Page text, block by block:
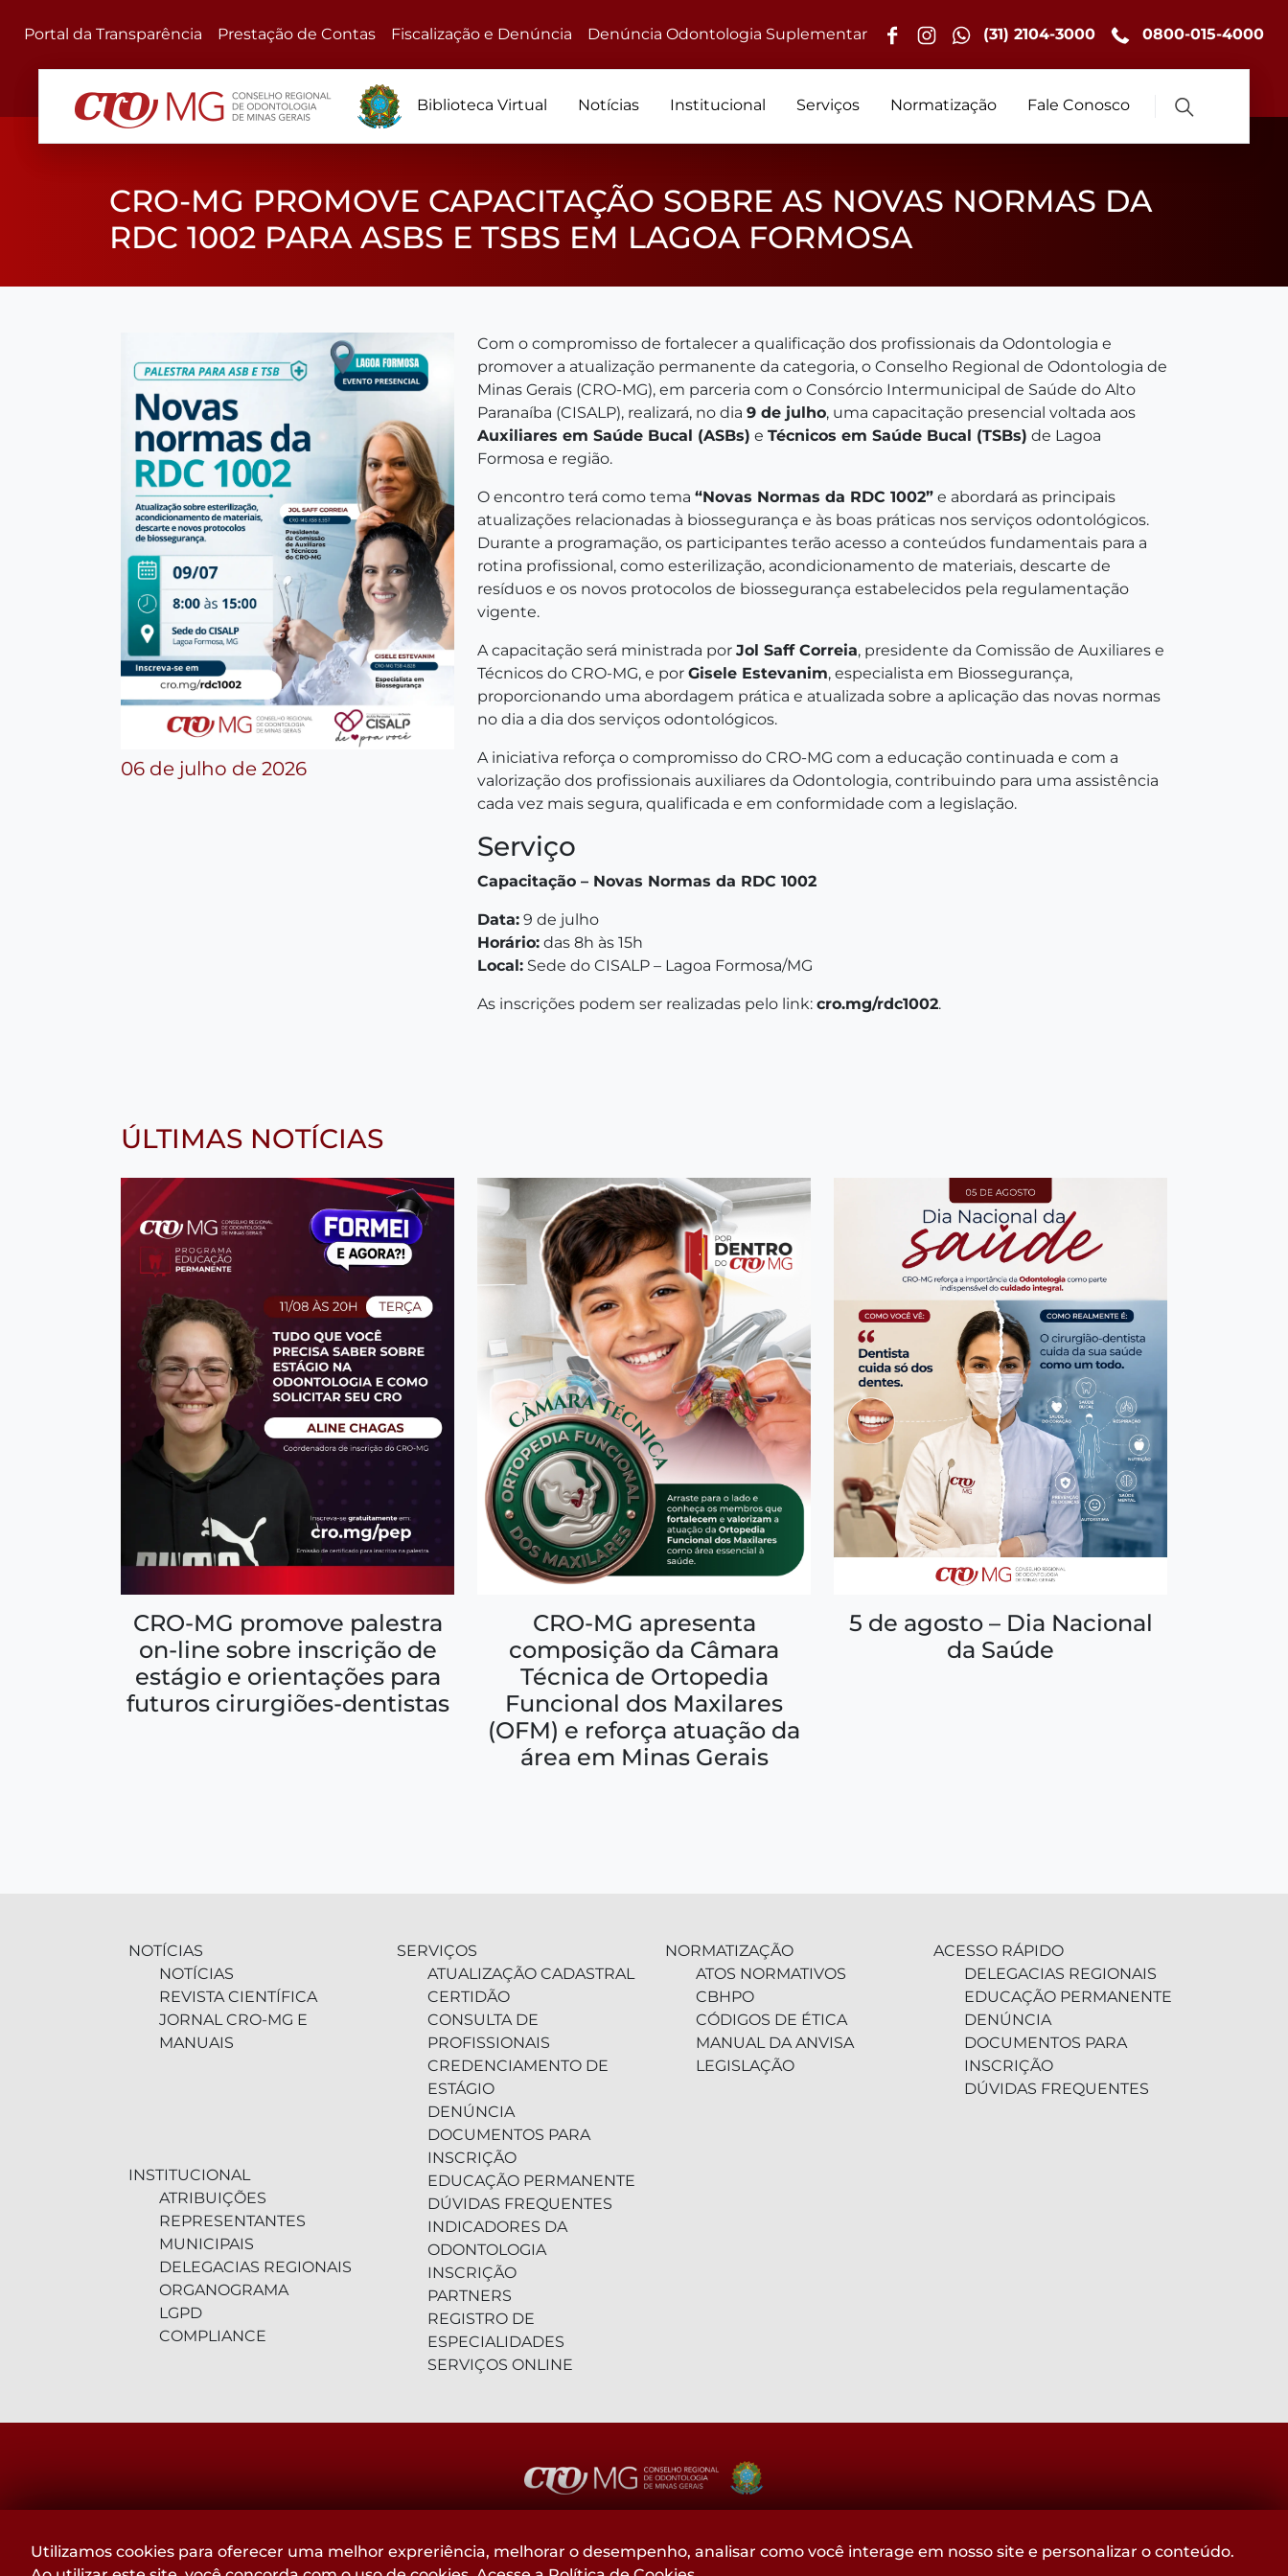
Portal da Transparência Prestação de Contas Fiscalização e Denúncia Denúncia Odontologia Suplementar (31) 2104-3000 0800-015-4000
Biblioteca Virtual Notícias Institucional Serviços Normatização Fale Conosco
CRO-MG PROMOVE CAPACITAÇÃO SOBRE AS NOVAS NORMAS DA
RDC 1002 PARA ASBS E TSBS EM LAGOA FORMOSA
06 de julho de 2026
Com o compromisso de fortalecer a qualificação dos profissionais da Odontologia e
promover a atualização permanente da categoria, o Conselho Regional de Odontologia de
Minas Gerais (CRO-MG), em parceria com o Consórcio Intermunicipal de Saúde do Alto
Paranaíba (CISALP), realizará, no dia 9 de julho, uma capacitação presencial voltada aos
Auxiliares em Saúde Bucal (ASBs) e Técnicos em Saúde Bucal (TSBs) de Lagoa
Formosa e região.
O encontro terá como tema “Novas Normas da RDC 1002” e abordará as principais
atualizações relacionadas à biossegurança e às boas práticas nos serviços odontológicos.
Durante a programação, os participantes terão acesso a conteúdos fundamentais para a
rotina profissional, como esterilização, acondicionamento de materiais, descarte de
resíduos e os novos protocolos de biossegurança estabelecidos pela regulamentação
vigente.
A capacitação será ministrada por Jol Saff Correia, presidente da Comissão de Auxiliares e
Técnicos do CRO-MG, e por Gisele Estevanim, especialista em Biossegurança,
proporcionando uma abordagem prática e atualizada sobre a aplicação das novas normas
no dia a dia dos serviços odontológicos.
A iniciativa reforça o compromisso do CRO-MG com a educação continuada e com a
valorização dos profissionais auxiliares da Odontologia, contribuindo para uma assistência
cada vez mais segura, qualificada e em conformidade com a legislação.
Serviço
Capacitação – Novas Normas da RDC 1002
Data: 9 de julho
Horário: das 8h às 15h
Local: Sede do CISALP – Lagoa Formosa/MG
As inscrições podem ser realizadas pelo link: cro.mg/rdc1002.
ÚLTIMAS NOTÍCIAS
CRO-MG promove palestra
on-line sobre inscrição de
estágio e orientações para
futuros cirurgiões-dentistas
CRO-MG apresenta
composição da Câmara
Técnica de Ortopedia
Funcional dos Maxilares
(OFM) e reforça atuação da
área em Minas Gerais
5 de agosto – Dia Nacional
da Saúde
NOTÍCIAS
NOTÍCIAS
REVISTA CIENTÍFICA
JORNAL CRO-MG E
MANUAIS
INSTITUCIONAL
ATRIBUIÇÕES
REPRESENTANTES
MUNICIPAIS
DELEGACIAS REGIONAIS
ORGANOGRAMA
LGPD
COMPLIANCE
SERVIÇOS
ATUALIZAÇÃO CADASTRAL
CERTIDÃO
CONSULTA DE
PROFISSIONAIS
CREDENCIAMENTO DE
ESTÁGIO
DENÚNCIA
DOCUMENTOS PARA
INSCRIÇÃO
EDUCAÇÃO PERMANENTE
DÚVIDAS FREQUENTES
INDICADORES DA
ODONTOLOGIA
INSCRIÇÃO
PARTNERS
REGISTRO DE
ESPECIALIDADES
SERVIÇOS ONLINE
NORMATIZAÇÃO
ATOS NORMATIVOS
CBHPO
CÓDIGOS DE ÉTICA
MANUAL DA ANVISA
LEGISLAÇÃO
ACESSO RÁPIDO
DELEGACIAS REGIONAIS
EDUCAÇÃO PERMANENTE
DENÚNCIA
DOCUMENTOS PARA
INSCRIÇÃO
DÚVIDAS FREQUENTES
RUA DA BAHIA, 1477 - LOURDES
(31) 2104-3000 - WhatsApp
Acompanhe
Utilizamos cookies para oferecer uma melhor expreriência, melhorar o desempenho, analisar como você interage em nosso site e personalizar o conteúdo.